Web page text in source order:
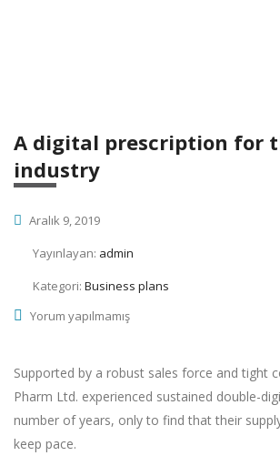
A digital prescription for
industry
Aralık 9, 2019
Yayınlayan: admin
Kategori: Business plans
Yorum yapılmamış
Supported by a robust sales force and tight
Pharm Ltd. experienced sustained double-
number of years, only to find that their
keep pace.